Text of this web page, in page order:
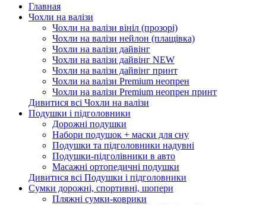
Главная
Чохли на валізи
Чохли на валізи вініл (прозорі)
Чохли на валізи нейлон (плащівка)
Чохли на валізи дайвінг
Чохли на валізи дайвінг NEW
Чохли на валізи дайвінг принт
Чохли на валізи Premium неопрен
Чохли на валізи Premium неопрен принт
Дивитися всі Чохли на валізи
Подушки і підголовники
Дорожні подушки
Набори подушок + маски для сну
Подушки та підголовники надувні
Подушки-підголівники в авто
Масажні ортопедичні подушки
Дивитися всі Подушки і підголовники
Сумки дорожні, спортивні, шопери
Пляжні сумки-коврики